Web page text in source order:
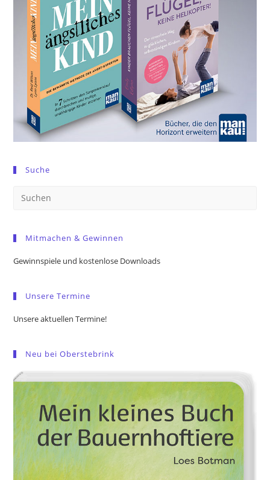
Suche
Mitmachen & Gewinnen
Gewinnspiele und kostenlose Downloads
Unsere Termine
Unsere aktuellen Termine!
Neu bei Oberstebrink